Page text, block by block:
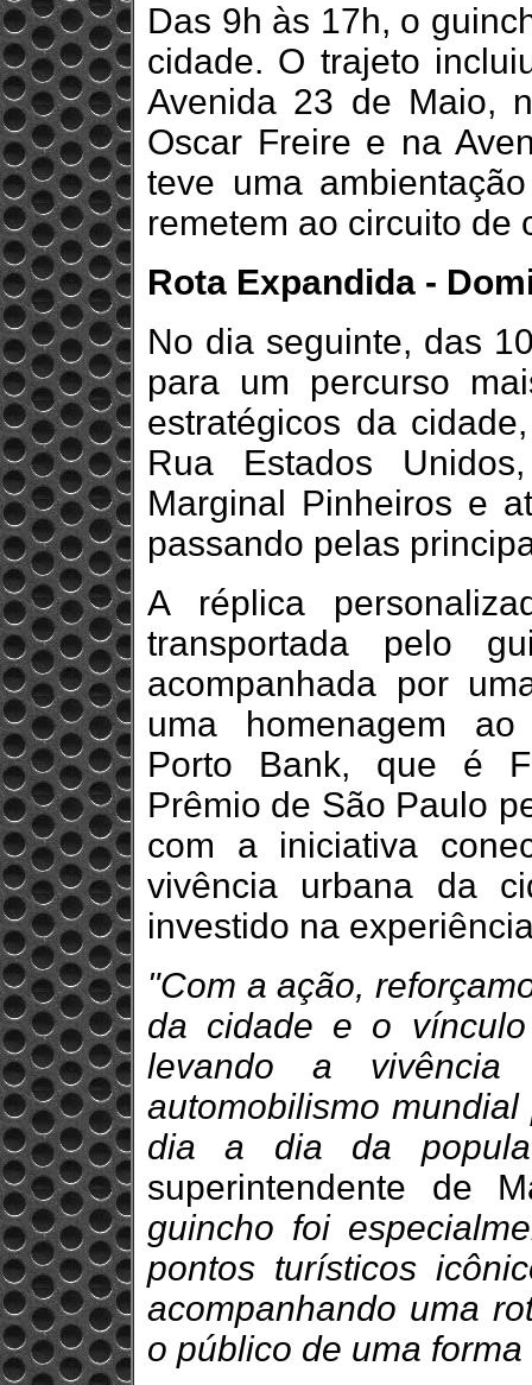
Das 9h às 17h, o
cidade. O trajeto
Avenida 23 de Maio,
Oscar Freire e na
teve uma
remetem ao circuito de
Rota Expandida -
No dia seguinte, das
para um percurso
estratégicos da
Rua Estados
Marginal Pinheiros e
passando pelas
A réplica
transportada pelo
acompanhada por
uma homenagem
Porto Bank, que é
Prêmio de São Paulo
com a iniciativa
vivência urbana da
investido na
"Com a ação,
da cidade e o
levando a vivência
automobilismo
dia a dia da
superintendente de
guincho foi
pontos turísticos
acompanhando uma
o público de uma